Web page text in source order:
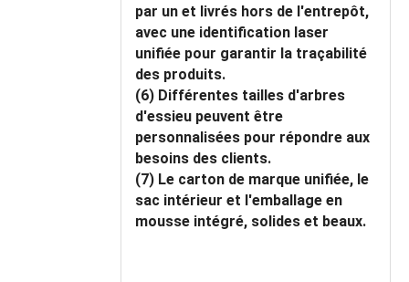
par un et livrés hors de l'entrepôt,
avec une identification laser
unifiée pour garantir la traçabilité
des produits.
(6) Différentes tailles d'arbres
d'essieu peuvent être
personnalisées pour répondre aux
besoins des clients.
(7) Le carton de marque unifiée, le
sac intérieur et l'emballage en
mousse intégré, solides et beaux.